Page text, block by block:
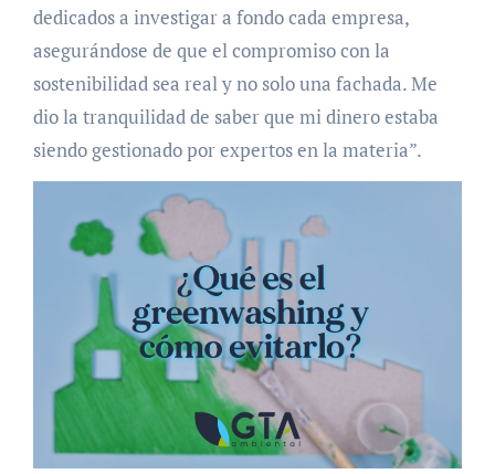
dedicados a investigar a fondo cada empresa,
asegurándose de que el compromiso con la
sostenibilidad sea real y no solo una fachada. Me
dio la tranquilidad de saber que mi dinero estaba
siendo gestionado por expertos en la materia”.